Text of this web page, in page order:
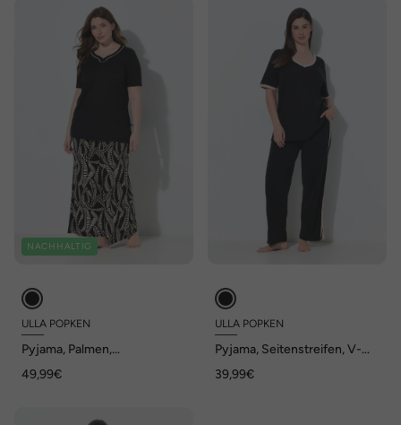
NACHHALTIG
ULLA POPKEN
Pyjama, Palmen,
49,99€
ULLA POPKEN
Pyjama, Seitenstreifen, V-
39,99€